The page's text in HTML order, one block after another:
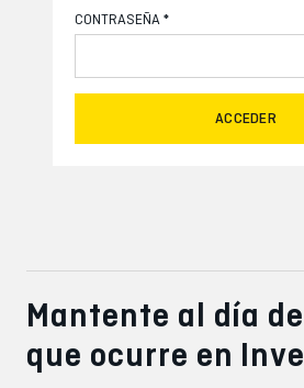
CONTRASEÑA *
ACCEDER
Mantente al día
que ocurre en